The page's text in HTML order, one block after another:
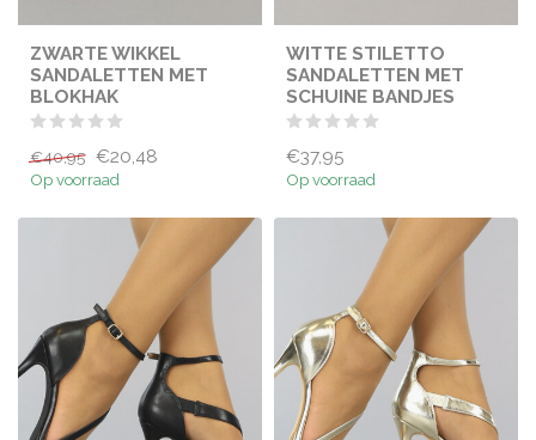
ZWARTE WIKKEL
SANDALETTEN MET
BLOKHAK
€40,95 €20,48
Op voorraad
WITTE STILETTO
SANDALETTEN MET
SCHUINE BANDJES
€37,95
Op voorraad